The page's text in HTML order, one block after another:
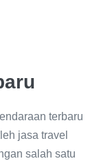
terbaru
jasa travel
salah satu